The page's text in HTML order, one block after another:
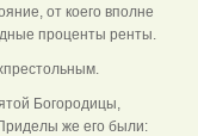
от коего вполне
проценты ренты.
Богородицы,
же его были: